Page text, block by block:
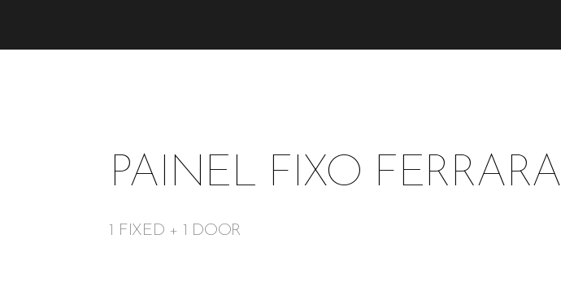
PAINEL FIXO FERRARA
1 FIXED + 1 DOOR